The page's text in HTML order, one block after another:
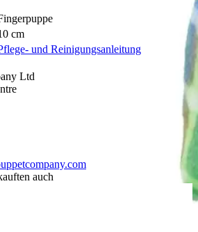
cm
und Reinigungsanleitung
Ltd
auch